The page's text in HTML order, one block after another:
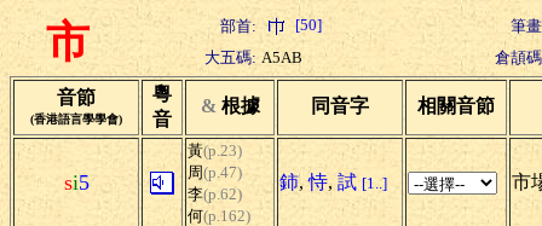
市 部首: [50]
筆
大五碼: A5AB 倉頡
音節
(香港語言學學會)
粵
音
& 根據 同音字 相關音節
si5
黃(p.23)
周(p.47)
李(p.62)
何(p.162)
鈰,恃, 試 [1..] 市